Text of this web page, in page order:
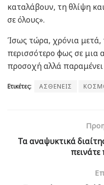
καταλάβουν, τη θλίψη
σε όλους».
Ίσως τώρα, χρόνια μετά,
περισσότερο φως σε μια
προσοχή αλλά
Ετικέτες: ΑΣΘΕΝΕΙΣ
Τα αναψυκτικά
πεινάτε